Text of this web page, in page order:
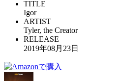
TITLE
Igor
ARTIST
Tyler, the Creator
RELEASE
2019年08月23日